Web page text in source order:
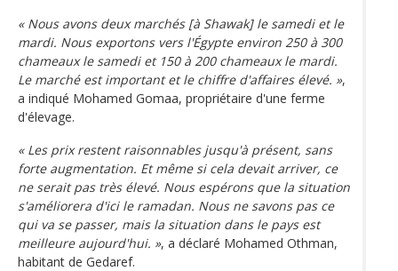
« Nous avons deux marchés [à Shawak] le samedi et le
mardi. Nous exportons vers l'Égypte environ 250 à 300
chameaux le samedi et 150 à 200 chameaux le mardi.
Le marché est important et le chiffre d'affaires élevé. »,
a indiqué Mohamed Gomaa, propriétaire d'une ferme
d'élevage.
« Les prix restent raisonnables jusqu'à présent, sans
forte augmentation. Et même si cela devait arriver, ce
ne serait pas très élevé. Nous espérons que la situation
s'améliorera d'ici le ramadan. Nous ne savons pas ce
qui va se passer, mais la situation dans le pays est
meilleure aujourd'hui. », a déclaré Mohamed Othman,
habitant de Gedaref.